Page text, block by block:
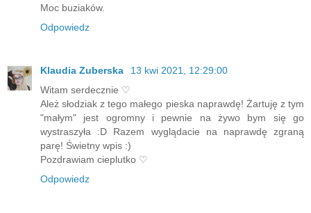
Moc buziaków.
Odpowiedz
Klaudia Zuberska
13 kwi 2021, 12:29:00
Witam serdecznie ♡
Ależ słodziak z tego małego pieska naprawdę! Żartuję z tym
"małym" jest ogromny i pewnie na żywo bym się go
wystraszyła :D Razem wyglądacie na naprawdę zgraną
parę! Świetny wpis :)
Pozdrawiam cieplutko ♡
Odpowiedz